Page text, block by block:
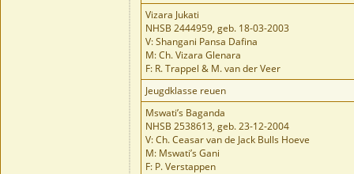
Vizara Jukati
NHSB 2444959, geb. 18-03-2003
V: Shangani Pansa Dafina
M: Ch. Vizara Glenara
F: R. Trappel & M. van der Veer
Jeugdklasse reuen
Mswati’s Baganda
NHSB 2538613, geb. 23-12-2004
V: Ch. Ceasar van de Jack Bulls Hoeve
M: Mswati’s Gani
F: P. Verstappen